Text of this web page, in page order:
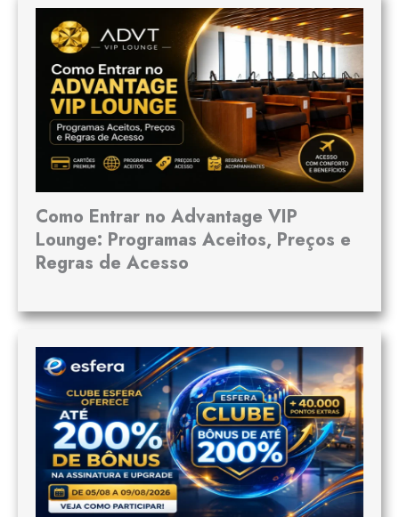
Como Entrar no Advantage VIP
Lounge: Programas Aceitos, Preços e
Regras de Acesso